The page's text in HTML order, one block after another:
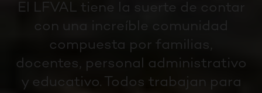
El LFVAL tiene la suerte de contar
con una increíble comunidad
compuesta por familias,
docentes, personal administrativo
y educativo. Todos trabajan para